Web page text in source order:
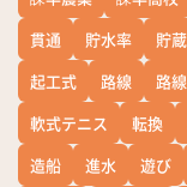
貫通
貯水率 貯
起工式
路線 路
軟式テニス
転換
造船
進水 遊び